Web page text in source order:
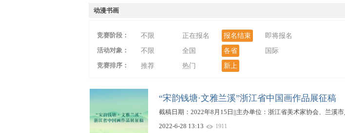
动漫书画
竞赛阶段： 不限 正在报名 报名结束
即将报名
活动对象：
不限 全国 各省
国际
竞赛排序：
推荐 热门 新上
“宋韵钱塘·文雅兰溪”浙江省中国画作品展征稿
截稿日期：2022年8月15日||主办单位：浙江省美术家协会、兰溪
2022-6-28 13:13
1911